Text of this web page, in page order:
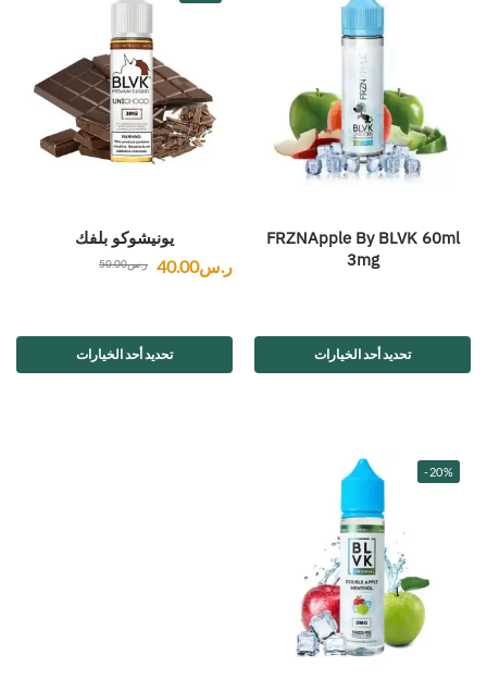
FRZNApple By BLVK 60ml
3mg
تحديد أحد الخيارات
يونيشوكو بلفك
ر.س50.00 ر.س40.00
تحديد أحد الخيارات
-20%